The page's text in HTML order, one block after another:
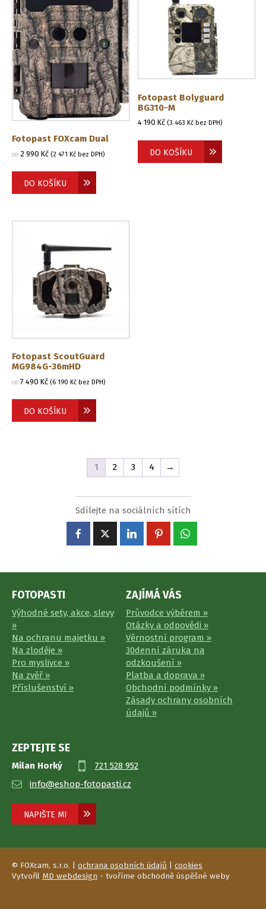
Fotopast FOXcam Dual
OD: 2 990 Kč (2 471 Kč bez DPH)
DO KOŠÍKU
Fotopast Bolyguard
BG310-M
4 190Kč (3 463 Kč bez DPH)
DO KOŠÍKU
Fotopast ScoutGuard
MG984G-36mHD
OD: 7 490 Kč (6 190 Kč bez DPH)
DO KOŠÍKU
1 2 3 4 →
Sdílejte na sociálních sítích
FOTOPASTI
Výhodné sety, akce, slevy
»
Na ochranu majetku »
Na zloděje »
Pro myslivce »
Na zvěř »
Příslušenství »
ZAJÍMÁ VÁS
Průvodce výběrem »
Otázky a odpovědi »
Věrnostní program »
30denní záruka na
odzkoušení »
Platba a doprava »
Obchodní podmínky »
Zásady ochrany osobních
údajů »
ZEPTEJTE SE
Milan Horký
721 528 952
info@eshop-fotopasti.cz
NAPIŠTE MI
© FOXcam, s.r.o. | ochrana osobních údajů
cookies
Vytvořil MD webdesign - tvoříme obchodně úspěšné weby